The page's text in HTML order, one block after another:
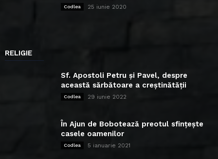
Codlea 25 iunie 2020
RELIGIE
Sf. Apostoli Petru și Pavel, despre
această sărbătoare a creștinătății
Codlea 29 iunie 2022
În Ajun de Bobotează preotul sfințește
casele oamenilor
Codlea 5 ianuarie 2021